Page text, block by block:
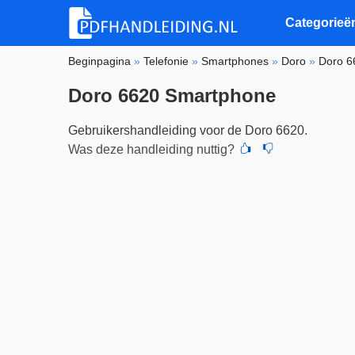
Beginpagina »Telefonie »Smartphones » Doro » Doro
Doro 6620 Smartphone
Gebruikershandleiding voor de Doro 6620.
Was deze handleiding nuttig?